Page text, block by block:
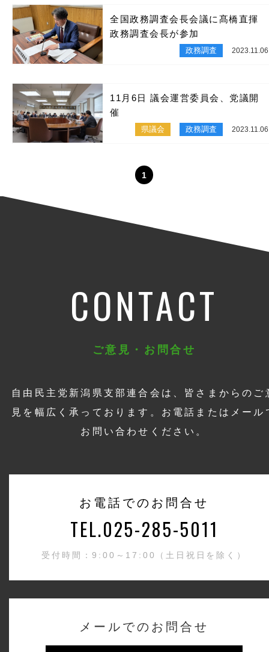
全国政務調査会長会議に髙橋直揮
政務調査会長が参加
政務調査 2023.11.06
11月6日 議会運営委員会、党議開
催
県議会 政務調査 2023.11.06
1
CONTACT
ご意見・お問合せ
自由民主党新潟県支部連合会は、皆さまからのご
見を幅広く承っております。お電話またはメール
お問い合わせください。
お電話でのお問合せ
TEL.025-285-5011
受付時間：9:00～17:00（土日祝日を除く）
メールでのお問合せ